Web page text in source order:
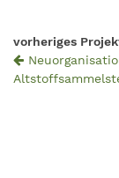
vorheriges